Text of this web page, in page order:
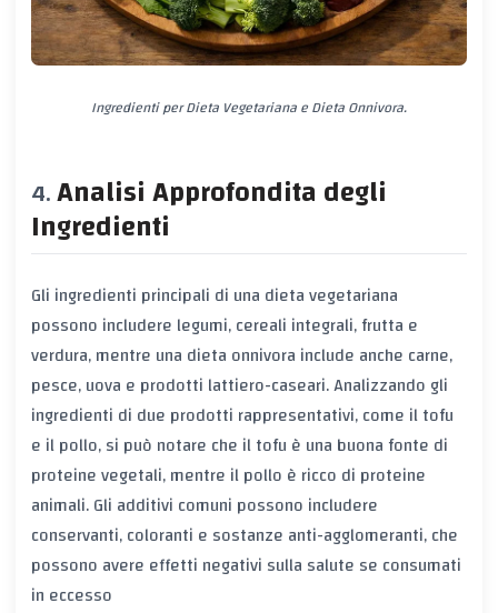
Ingredienti per Dieta Vegetariana e Dieta Onnivora.
Analisi Approfondita degli
Ingredienti
Gli ingredienti principali di una dieta vegetariana
possono includere legumi, cereali integrali, frutta e
verdura, mentre una dieta onnivora include anche carne,
pesce, uova e prodotti lattiero-caseari. Analizzando gli
ingredienti di due prodotti rappresentativi, come il tofu
e il pollo, si può notare che il tofu è una buona fonte di
proteine vegetali, mentre il pollo è ricco di proteine
animali. Gli additivi comuni possono includere
conservanti, coloranti e sostanze anti-agglomeranti, che
possono avere effetti negativi sulla salute se consumati
in eccesso